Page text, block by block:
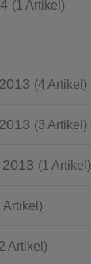
(1 Artikel)
(4 Artikel)
(3 Artikel)
(1 Artikel)
Artikel)
Artikel)